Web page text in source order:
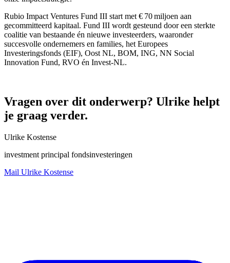
Rubio Impact Ventures Fund III start met € 70 miljoen aan
gecommitteerd kapitaal. Fund III wordt gesteund door een sterkte
coalitie van bestaande én nieuwe investeerders, waaronder
succesvolle ondernemers en families, het Europees
Investeringsfonds (EIF), Oost NL, BOM, ING, NN Social
Innovation Fund, RVO én Invest-NL.
Vragen over dit onderwerp? Ulrike helpt
je graag verder.
Ulrike Kostense
investment principal fondsinvesteringen
Mail Ulrike Kostense